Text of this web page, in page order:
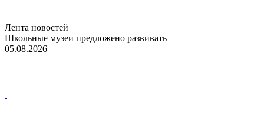
Лента новостей
Школьные музеи предложено развивать
05.08.2026